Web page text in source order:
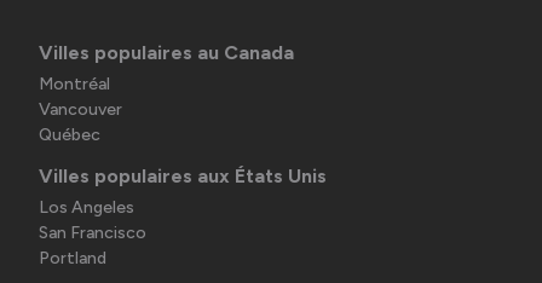
Villes populaires au Canada
Montréal
Vancouver
Québec
Villes populaires aux États Unis
Los Angeles
San Francisco
Portland